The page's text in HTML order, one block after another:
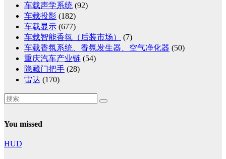
车载声学系统 (92)
车载投影 (182)
车载显示 (677)
车载智能香氛（后装市场）
(7)
车载香氛系统、香氛发生器、空气净化器 (50)
重庆汽车产业链 (54)
隐藏门把手 (28)
雷达 (170)
You missed
HUD